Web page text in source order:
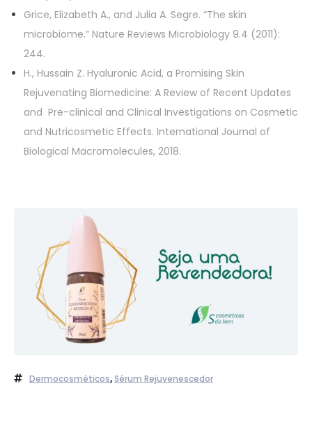
Grice, Elizabeth A., and Julia A. Segre. “The skin
microbiome.” Nature Reviews Microbiology 9.4 (2011):
244.
H., Hussain Z. Hyaluronic Acid, a Promising Skin
Rejuvenating Biomedicine: A Review of Recent Updates
and Pre-clinical and Clinical Investigations on Cosmetic
and Nutricosmetic Effects. International Journal of
Biological Macromolecules, 2018.
Dermocosméticos,Sérum Rejuvenescedor